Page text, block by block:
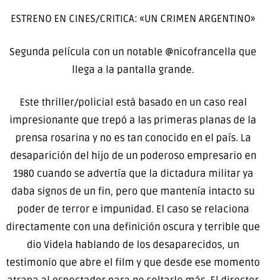
ESTRENO EN CINES/CRITICA: «UN CRIMEN ARGENTINO»
Segunda película con un notable @nicofrancella que
llega a la pantalla grande.
Este thriller/policial está basado en un caso real
impresionante que trepó a las primeras planas de la
prensa rosarina y no es tan conocido en el país. La
desaparición del hijo de un poderoso empresario en
1980 cuando se advertía que la dictadura militar ya
daba signos de un fin, pero que mantenía intacto su
poder de terror e impunidad. El caso se relaciona
directamente con una definición oscura y terrible que
dio Videla hablando de los desaparecidos, un
testimonio que abre el film y que desde ese momento